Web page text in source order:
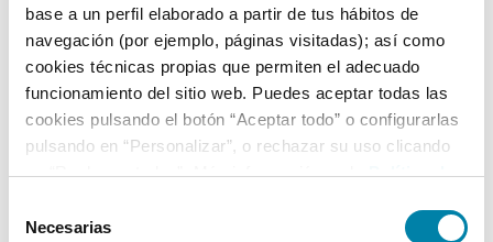
base a un perfil elaborado a partir de tus hábitos de
navegación (por ejemplo, páginas visitadas); así como
cookies técnicas propias que permiten el adecuado
funcionamiento del sitio web. Puedes aceptar todas las
cookies pulsando el botón “Aceptar todo” o configurarlas
pulsando en “Personalizar”, o rechazar su uso clicando
en “Rechazar todas”. Más información en laPolítica de
Necesarias